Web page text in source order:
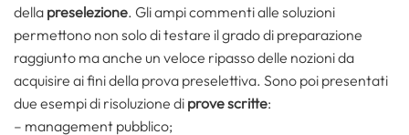
della preselezione. Gli ampi commenti alle soluzioni
permettono non solo di testare il grado di preparazione
raggiunto ma anche un veloce ripasso delle nozioni da
acquisire ai fini della prova preselettiva. Sono poi presentati
due esempi di risoluzione di prove scritte:
– management pubblico;